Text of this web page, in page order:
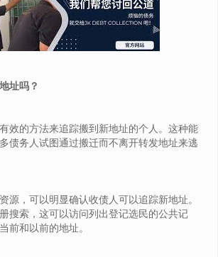
址吗？
效的方法来追踪搬到新地址的个人。这种能
债务人试图通过搬迁而不离开转发地址来逃
源，可以明显确认收债人可以追踪新地址。
搜索，这可以访问列出登记选民的公共记
前和以前的地址。